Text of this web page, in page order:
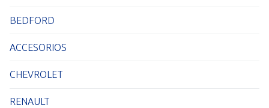
BEDFORD
ACCESORIOS
CHEVROLET
RENAULT